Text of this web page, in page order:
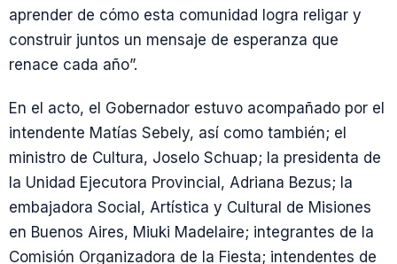
aprender de cómo esta comunidad logra religar y
construir juntos un mensaje de esperanza que
renace cada año”.
En el acto, el Gobernador estuvo acompañado por el
intendente Matías Sebely, así como también; el
ministro de Cultura, Joselo Schuap; la presidenta de
la Unidad Ejecutora Provincial, Adriana Bezus; la
embajadora Social, Artística y Cultural de Misiones
en Buenos Aires, Miuki Madelaire; integrantes de la
Comisión Organizadora de la Fiesta; intendentes de